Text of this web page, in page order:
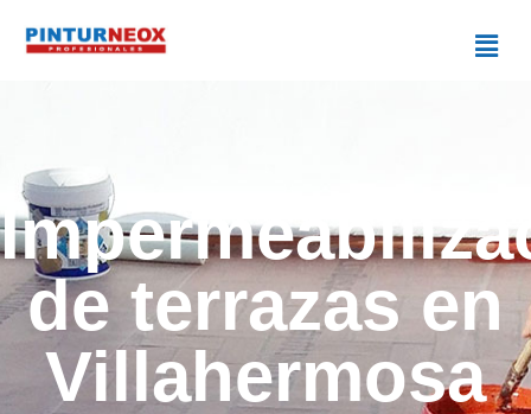
de terrazas en
Villahermosa